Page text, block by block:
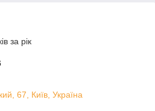
за рік
67, Київ, Україна